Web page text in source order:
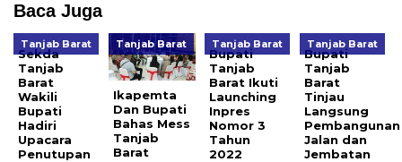
Baca Juga
Tanjab Barat
Sekda
Tanjab
Barat
Wakili
Bupati
Hadiri
Upacara
Penutupan
Tanjab Barat
Ikapemta
Dan Bupati
Bahas Mess
Tanjab
Barat
Tanjab Barat
Bupati
Tanjab
Barat Ikuti
Launching
Inpres
Nomor 3
Tahun
2022
Tanjab Barat
Bupati
Tanjab
Barat
Tinjau
Langsung
Pembangunan
Jalan dan
Jembatan